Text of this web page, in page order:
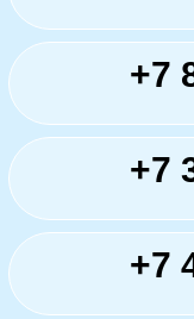
+7
+7
+7